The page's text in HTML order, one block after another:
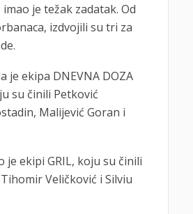
je težak zadatak. Od
izdvojili su tri za
je ekipa DNEVNA DOZA
su činili Petković
Malijević Goran i
je ekipi GRIL, koju su činili
Veličković i Silviu